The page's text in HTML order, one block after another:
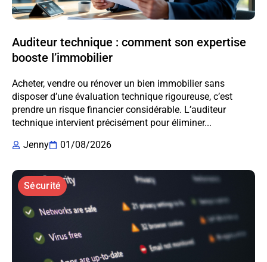
Auditeur technique : comment son expertise
booste l’immobilier
Acheter, vendre ou rénover un bien immobilier sans
disposer d’une évaluation technique rigoureuse, c’est
prendre un risque financier considérable. L’auditeur
technique intervient précisément pour éliminer...
Jenny
01/08/2026
Sécurité